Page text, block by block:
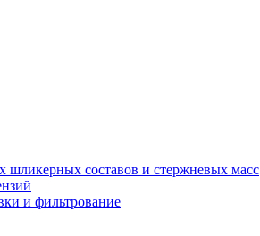
шликерных составов и стержневых масс
и фильтрование